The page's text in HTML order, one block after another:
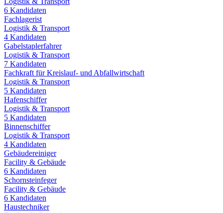
6 Kandidaten
Fachlagerist
Logistik & Transport
4 Kandidaten
Gabelstaplerfahrer
Logistik & Transport
7 Kandidaten
Fachkraft für Kreislauf- und Abfallwirtschaft
Logistik & Transport
5 Kandidaten
Hafenschiffer
Logistik & Transport
5 Kandidaten
Binnenschiffer
Logistik & Transport
4 Kandidaten
Gebäudereiniger
Facility & Gebäude
6 Kandidaten
Schornsteinfeger
Facility & Gebäude
6 Kandidaten
Haustechniker